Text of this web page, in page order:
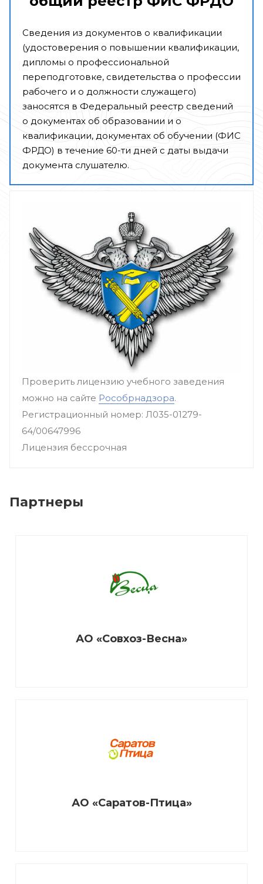
Сведения из документов о квалификации
(удостоверения о повышении квалификации,
дипломы о профессиональной
переподготовке, свидетельства о профессии
рабочего и о должности служащего)
заносятся в Федеральный реестр сведений
о документах об образовании и о
квалификации, документах об обучении (ФИС
ФРДО) в течение 60-ти дней с даты выдачи
документа слушателю.
Проверить лицензию учебного заведения
можно на сайте Рособрнадзора.
Регистрационный номер: Л035-01279-
64/00647996
Лицензия бессрочная
Партнеры
АО «Совхоз-Весна»
АО «Саратов-Птица»